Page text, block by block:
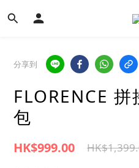
分享到
FLORENCE
包
HK$999.00